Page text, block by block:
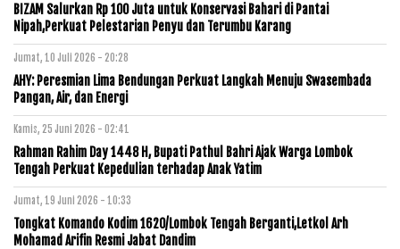
BIZAM Salurkan Rp 100 Juta untuk Konservasi Bahari di Pantai
Nipah,Perkuat Pelestarian Penyu dan Terumbu Karang
Jumat, 10 Juli 2026 - 20:28
AHY: Peresmian Lima Bendungan Perkuat Langkah Menuju Swasembada
Pangan, Air, dan Energi
Kamis, 25 Juni 2026 - 02:41
Rahman Rahim Day 1448 H, Bupati Pathul Bahri Ajak Warga Lombok
Tengah Perkuat Kepedulian terhadap Anak Yatim
Jumat, 19 Juni 2026 - 10:33
Tongkat Komando Kodim 1620/Lombok Tengah Berganti,Letkol Arh
Mohamad Arifin Resmi Jabat Dandim